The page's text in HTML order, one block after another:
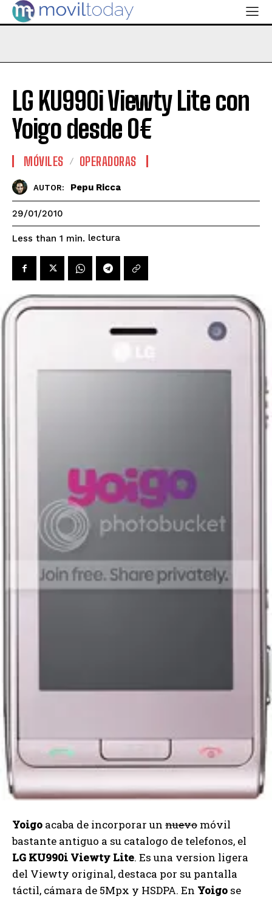
LG KU990i Viewty Lite con
Yoigo desde 0€
MÓVILES OPERADORAS
AUTOR: Pepu Ricca
29/01/2010
Less than 1 min. lectura
Yoigo acaba de incorporar un nuevo móvil
bastante antiguo a su catalogo de telefonos, el
LG KU990i Viewty Lite. Es una version ligera
del Viewty original, destaca por su pantalla
táctil, cámara de 5Mpx y HSDPA. En Yoigo se